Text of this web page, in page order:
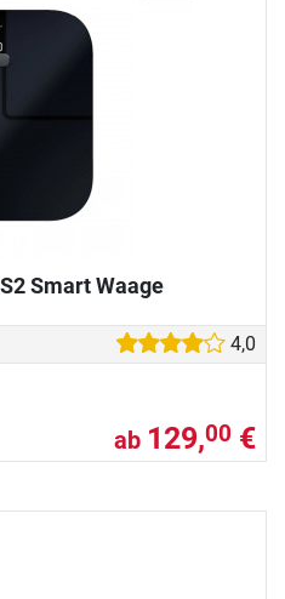
Smart Waage
4,0
ab 129,00 €